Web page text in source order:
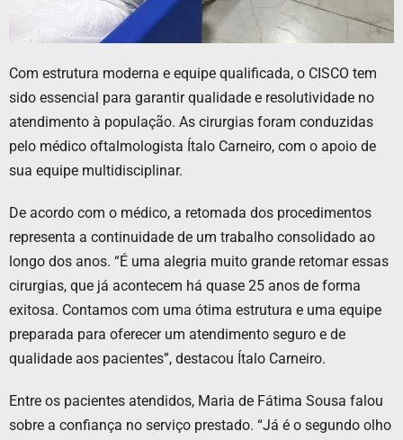
Com estrutura moderna e equipe qualificada, o CISCO tem
sido essencial para garantir qualidade e resolutividade no
atendimento à população. As cirurgias foram conduzidas
pelo médico oftalmologista Ítalo Carneiro, com o apoio de
sua equipe multidisciplinar.
De acordo com o médico, a retomada dos procedimentos
representa a continuidade de um trabalho consolidado ao
longo dos anos. “É uma alegria muito grande retomar essas
cirurgias, que já acontecem há quase 25 anos de forma
exitosa. Contamos com uma ótima estrutura e uma equipe
preparada para oferecer um atendimento seguro e de
qualidade aos pacientes”, destacou Ítalo Carneiro.
Entre os pacientes atendidos, Maria de Fátima Sousa falou
sobre a confiança no serviço prestado. “Já é o segundo olho